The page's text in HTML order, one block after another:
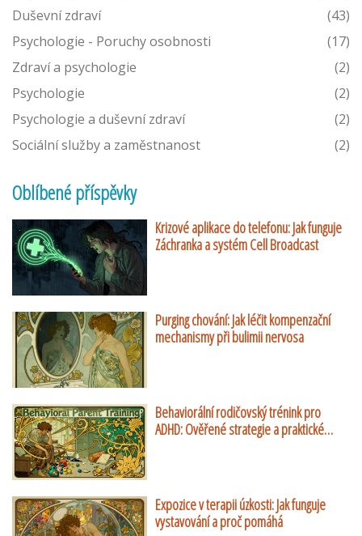
Duševní zdraví
(43)
Psychologie - Poruchy osobnosti
(17)
Zdraví a psychologie
(2)
Psychologie
(2)
Psychologie a duševní zdraví
(2)
Sociální služby a zaměstnanost
(2)
Oblíbené příspěvky
Krizové aplikace do telefonu: Jak funguje
Záchranka a systém Cell Broadcast
Purging chování: Jak léčit kompenzační
mechanismy při bulimii nervosa
Behaviorální rodičovský trénink pro
ADHD: Ověřené strategie a praktické
Expozice v terapii úzkosti: Jak funguje
vystavování a proč pomáhá